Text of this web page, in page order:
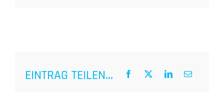
EINTRAG TEILEN...